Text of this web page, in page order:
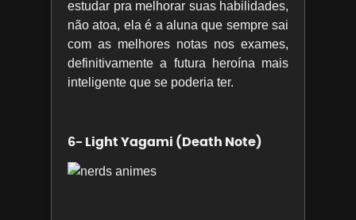
estudar pra melhorar suas habilidades,
não atoa, ela é a aluna que sempre sai
com as melhores notas nos exames,
definitivamente a futura heroína mais
inteligente que se poderia ter.
6- Light Yagami (Death Note)